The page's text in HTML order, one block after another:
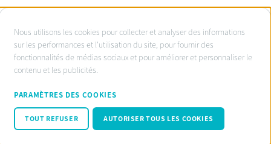
Service d’ombudsman agréé:
www.ombudsnotaire.be
Privacy Policy notaire.be
Cookie policy
Code de conduite RGPD
© Fednot 2026
À
propos
des
cookies
sur
ce
site
Nous utilisons les cookies pour collecter et analyser des informations
sur les performances et l'utilisation du site, pour fournir des
fonctionnalités de médias sociaux et pour améliorer et personnaliser le
contenu et les publicités.
PARAMÈTRES DES COOKIES
TOUT REFUSER AUTORISER TOUS LES COOKIES